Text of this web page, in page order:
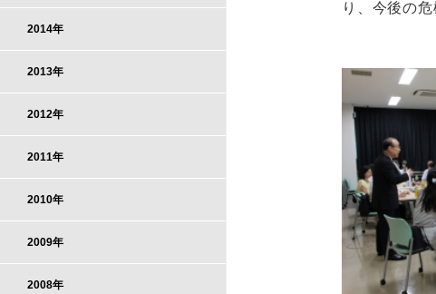
り、今後の
2014年
2013年
2012年
2011年
2010年
2009年
2008年